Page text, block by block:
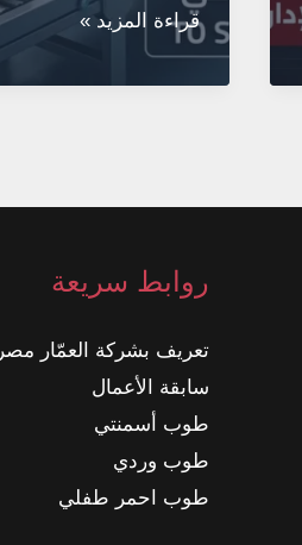
الطرق
الحديثة
من
التقليدي
المصنع
الذكي
قراءة المزيد »
روابط سريعة
تعريف بشركة العمّار مصر
سابقة الأعمال
طوب أسمنتي
طوب وردي
طوب احمر طفلي